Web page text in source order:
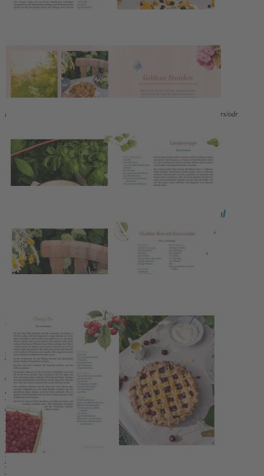
EU-Online-Plattform zur alternativen Streitbeilegung: ec.europa.eu/consumers/odr
Zahlungsmöglichkeiten
Service
Hersteller
Abo bestellen
Widerruf
AGB
Datenschutz
Datenschutzeinstellungen
Lieferbedingungen/Versandkosten
Barrierefreiheitserklärung
Impressum
Vertrag widerrufen